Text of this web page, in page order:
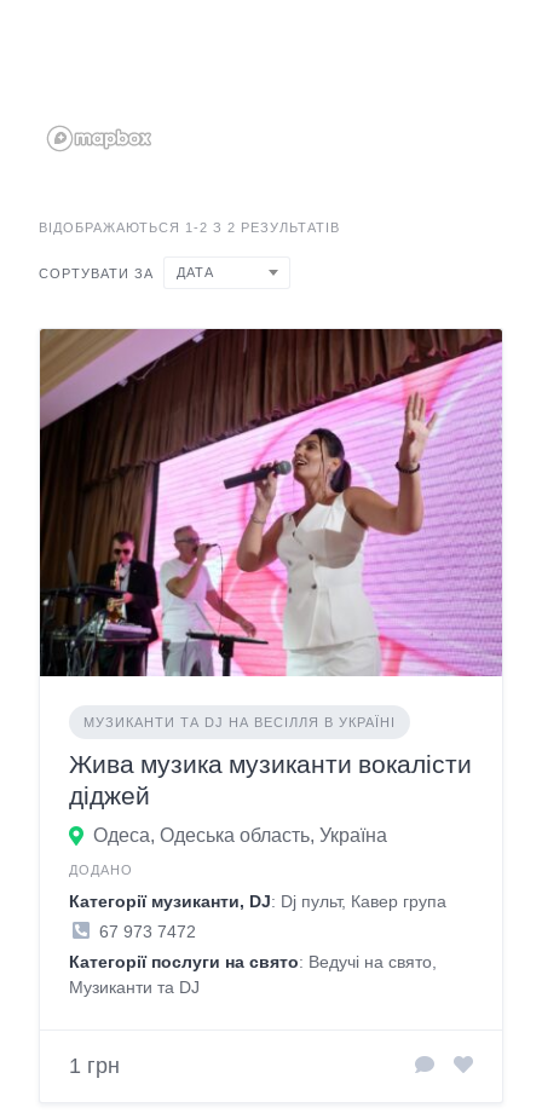
ВІДОБРАЖАЮТЬСЯ 1-2 З 2 РЕЗУЛЬТАТІВ
СОРТУВАТИ ЗА ДАТА
МУЗИКАНТИ ТА DJ НА ВЕСІЛЛЯ В УКРАЇНІ
Жива музика музиканти вокалісти
діджей
Одеса, Одеська область, Україна
ДОДАНО
Категорії музиканти, DJ: Dj пульт, Кавер група
67 973 7472
Категорії послуги на свято: Ведучі на свято,
Музиканти та DJ
1 грн